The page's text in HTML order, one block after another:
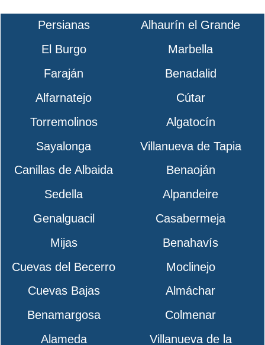
Persianas
Alhaurín el Grande
El Burgo
Marbella
Faraján
Benadalid
Alfarnatejo
Cútar
Torremolinos
Algatocín
Sayalonga
Villanueva de Tapia
Canillas de Albaida
Benaoján
Sedella
Alpandeire
Genalguacil
Casabermeja
Mijas
Benahavís
Cuevas del Becerro
Moclinejo
Cuevas Bajas
Almáchar
Benamargosa
Colmenar
Alameda
Villanueva de la